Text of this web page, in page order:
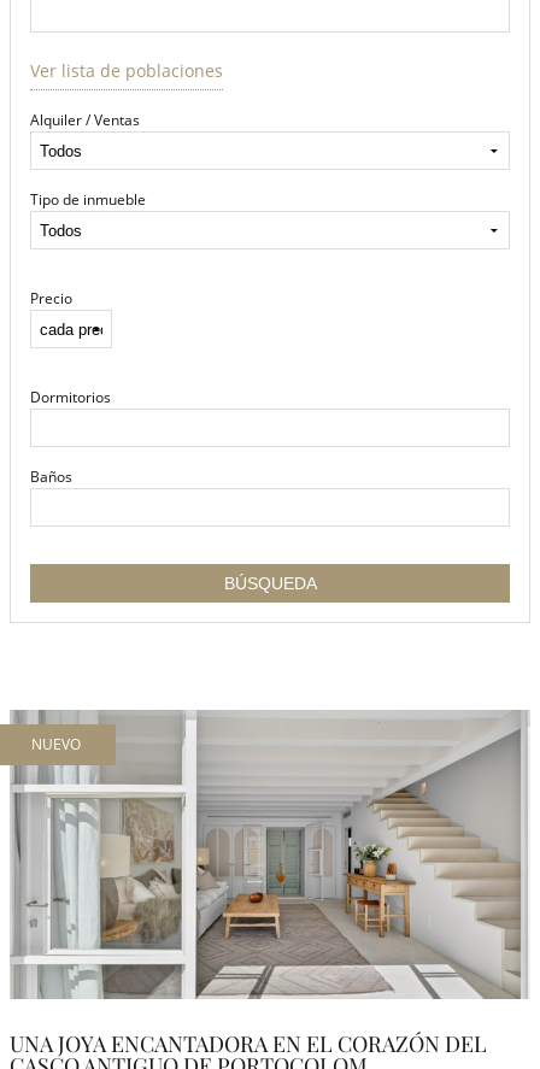
Ver lista de poblaciones
Alquiler / Ventas
Tipo de inmueble
Precio
Dormitorios
Baños
NUEVO
UNA JOYA ENCANTADORA EN EL CORAZÓN DEL